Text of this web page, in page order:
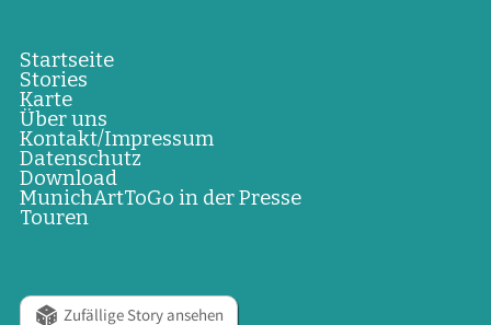
Startseite
Stories
Karte
Über uns
Kontakt/Impressum
Datenschutz
Download
MunichArtToGo in der Presse
Touren
Zufällige Story ansehen